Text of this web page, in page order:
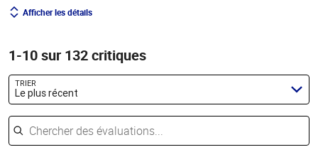
Afficher les détails
1-10 sur 132 critiques
TRIER
Le plus récent
Chercher des évaluations